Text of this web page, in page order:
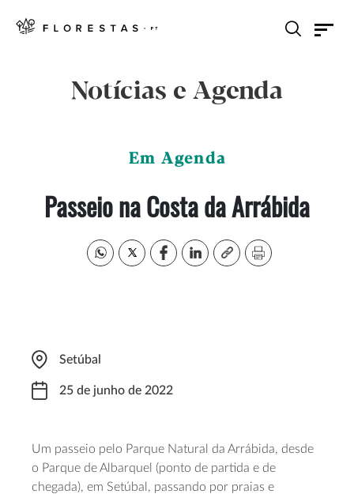
Notícias e Agenda
Em Agenda
Passeio na Costa da Arrábida
Setúbal
25 de junho de 2022
Um passeio pelo Parque Natural da Arrábida, desde
o Parque de Albarquel (ponto de partida e de
chegada), em Setúbal, passando por praias e